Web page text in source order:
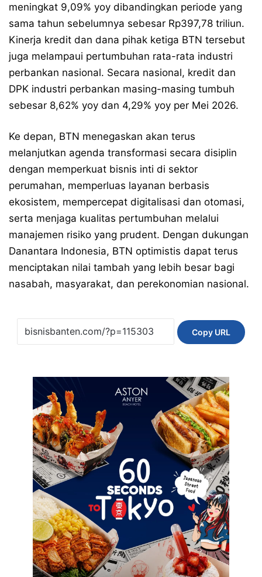
meningkat 9,09% yoy dibandingkan periode yang
sama tahun sebelumnya sebesar Rp397,78 triliun.
Kinerja kredit dan dana pihak ketiga BTN tersebut
juga melampaui pertumbuhan rata-rata industri
perbankan nasional. Secara nasional, kredit dan
DPK industri perbankan masing-masing tumbuh
sebesar 8,62% yoy dan 4,29% yoy per Mei 2026.
Ke depan, BTN menegaskan akan terus
melanjutkan agenda transformasi secara disiplin
dengan memperkuat bisnis inti di sektor
perumahan, memperluas layanan berbasis
ekosistem, mempercepat digitalisasi dan otomasi,
serta menjaga kualitas pertumbuhan melalui
manajemen risiko yang prudent. Dengan dukungan
Danantara Indonesia, BTN optimistis dapat terus
menciptakan nilai tambah yang lebih besar bagi
nasabah, masyarakat, dan perekonomian nasional.
Copy URL